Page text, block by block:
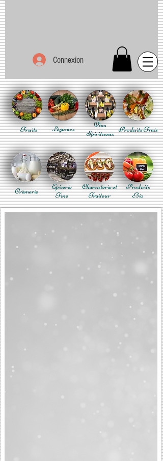
Connexion
Fruits Légumes
Vins
Spiritueux Produits Frais
Crèmerie
Epicerie
Fine
Charcuterie et
Traiteur
Produits
Bio